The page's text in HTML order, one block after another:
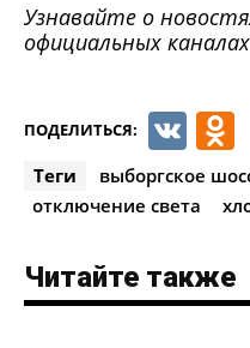
Узнавайте о
официальных
ПОДЕЛИТЬСЯ: VK
Теги выборгское
отключение света
Читайте также